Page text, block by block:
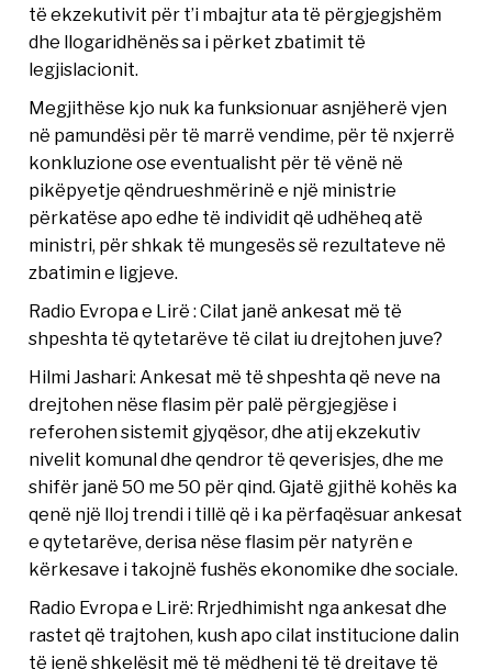
të ekzekutivit për t’i mbajtur ata të përgjegjshëm
dhe llogaridhënës sa i përket zbatimit të
legjislacionit.
Megjithëse kjo nuk ka funksionuar asnjëherë vjen
në pamundësi për të marrë vendime, për të nxjerrë
konkluzione ose eventualisht për të vënë në
pikëpyetje qëndrueshmërinë e një ministrie
përkatëse apo edhe të individit që udhëheq atë
ministri, për shkak të mungesës së rezultateve në
zbatimin e ligjeve.
Radio Evropa e Lirë : Cilat janë ankesat më të
shpeshta të qytetarëve të cilat iu drejtohen juve?
Hilmi Jashari: Ankesat më të shpeshta që neve na
drejtohen nëse flasim për palë përgjegjëse i
referohen sistemit gjyqësor, dhe atij ekzekutiv
nivelit komunal dhe qendror të qeverisjes, dhe me
shifër janë 50 me 50 për qind. Gjatë gjithë kohës ka
qenë një lloj trendi i tillë që i ka përfaqësuar ankesat
e qytetarëve, derisa nëse flasim për natyrën e
kërkesave i takojnë fushës ekonomike dhe sociale.
Radio Evropa e Lirë: Rrjedhimisht nga ankesat dhe
rastet që trajtohen, kush apo cilat institucione dalin
të jenë shkelësit më të mëdhenj të të drejtave të